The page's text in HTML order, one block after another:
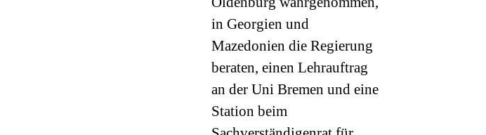
in Georgien und
Mazedonien die Regierung
beraten, einen Lehrauftrag
an der Uni Bremen und eine
Station beim